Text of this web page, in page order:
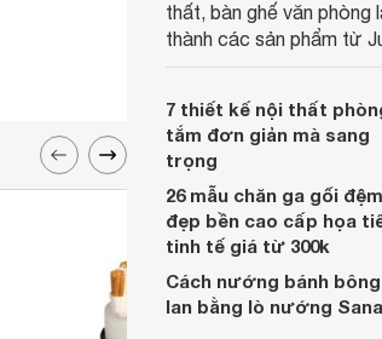
thất, bàn ghế văn phòng
thành các sản phẩm từ
7 thiết kế nội thất
tắm đơn giản mà sang
trọng
26 mẫu chăn ga gối đệm
đẹp bền cao cấp họa
tinh tế giá từ 300k
Cách nướng bánh bông
lan bằng lò nướng